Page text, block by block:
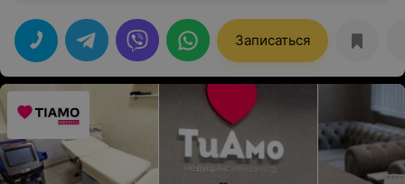
Записаться